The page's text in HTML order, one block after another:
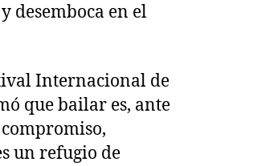
desemboca en el
Internacional de
que bailar es, ante
un refugio de